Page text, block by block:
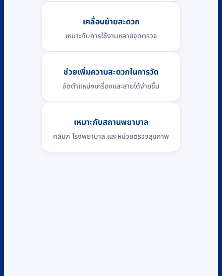
เคลื่อนย้ายสะดวก
เหมาะกับการใช้งานหลายจุดตรวจ
ช่วยเพิ่มความสะดวกในการวัด
จัดตำแหน่งเครื่องและสายได้ง่ายขึ้น
เหมาะกับสถานพยาบาล
คลินิก โรงพยาบาล และหน่วยตรวจสุขภาพ